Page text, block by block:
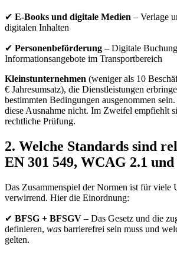
✔ E-Books und digitale Medien – Verlage
digitalen Inhalten
✔ Personenbeförderung – Digitale
Informationsangebote im Transportbereich
Kleinstunternehmen (weniger als 10
€ Jahresumsatz), die Dienstleistungen
bestimmten Bedingungen ausgenommen
diese Ausnahme nicht. Im Zweifel empfiehlt
rechtliche Prüfung.
2. Welche Standards sind
EN 301 549, WCAG 2.1
Das Zusammenspiel der Normen ist für viele
verwirrend. Hier die Einordnung:
✔ BFSG + BFSGV – Das Gesetz und die
definieren, was barrierefrei sein muss und
gelten.